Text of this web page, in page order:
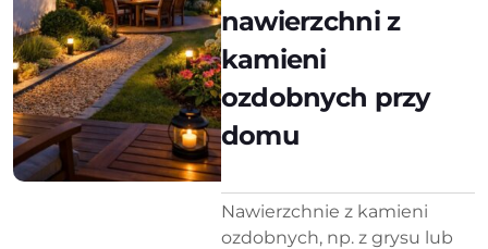
nawierzchni z
kamieni
ozdobnych przy
domu
Nawierzchnie z kamieni
ozdobnych, np. z grysu lub